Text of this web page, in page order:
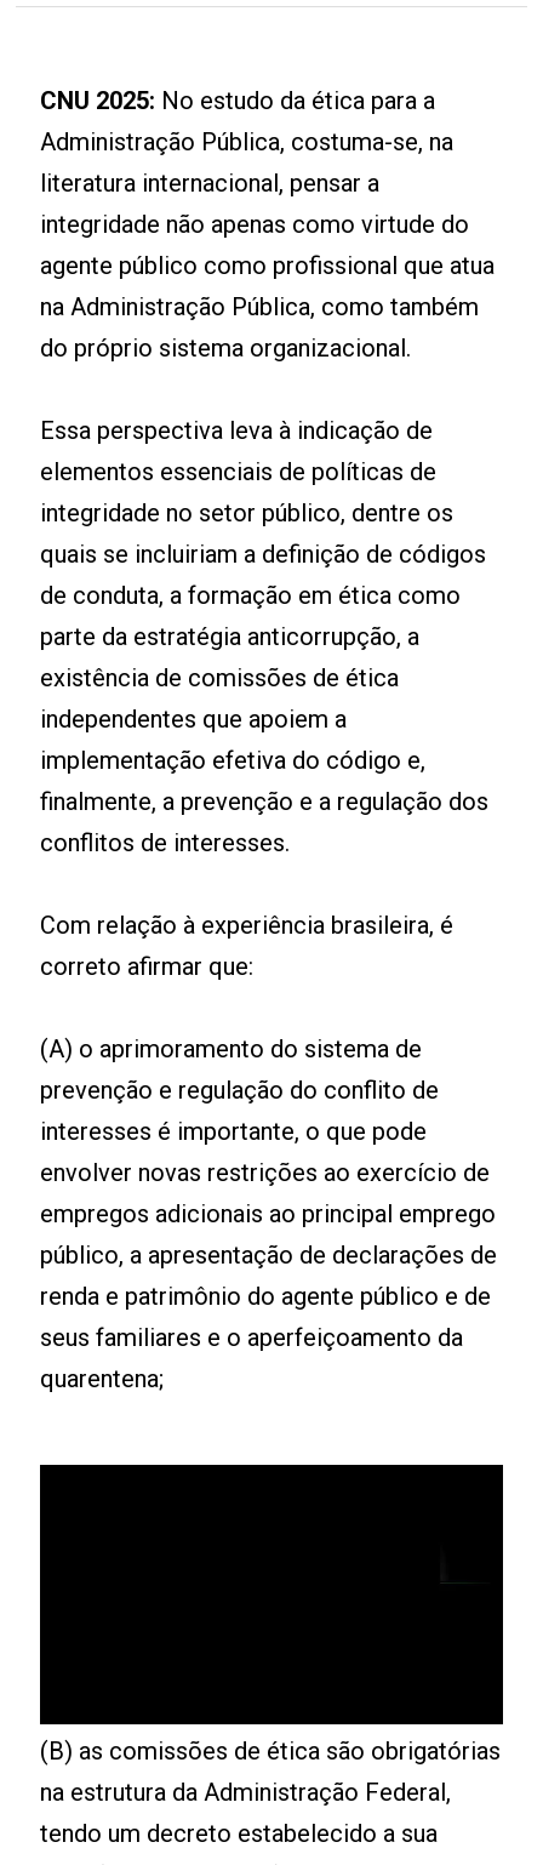
CNU 2025: No estudo da ética para a
Administração Pública, costuma-se, na
literatura internacional, pensar a
integridade não apenas como virtude do
agente público como profissional que atua
na Administração Pública, como também
do próprio sistema organizacional.
Essa perspectiva leva à indicação de
elementos essenciais de políticas de
integridade no setor público, dentre os
quais se incluiriam a definição de códigos
de conduta, a formação em ética como
parte da estratégia anticorrupção, a
existência de comissões de ética
independentes que apoiem a
implementação efetiva do código e,
finalmente, a prevenção e a regulação dos
conflitos de interesses.
Com relação à experiência brasileira, é
correto afirmar que:
(A) o aprimoramento do sistema de
prevenção e regulação do conflito de
interesses é importante, o que pode
envolver novas restrições ao exercício de
empregos adicionais ao principal emprego
público, a apresentação de declarações de
renda e patrimônio do agente público e de
seus familiares e o aperfeiçoamento da
quarentena;
(B) as comissões de ética são obrigatórias
na estrutura da Administração Federal,
tendo um decreto estabelecido a sua